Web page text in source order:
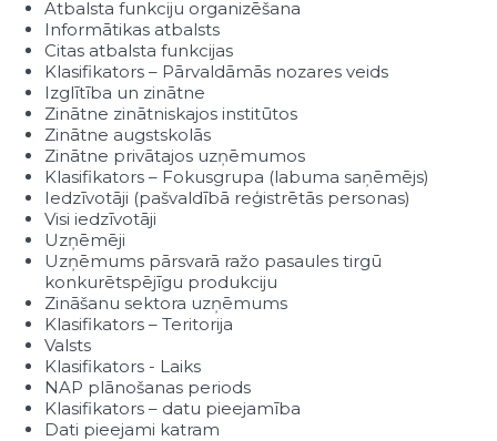
Atbalsta funkciju organizēšana
Informātikas atbalsts
Citas atbalsta funkcijas
Klasifikators – Pārvaldāmās nozares veids
Izglītība un zinātne
Zinātne zinātniskajos institūtos
Zinātne augstskolās
Zinātne privātajos uzņēmumos
Klasifikators – Fokusgrupa (labuma saņēmējs)
Iedzīvotāji (pašvaldībā reģistrētās personas)
Visi iedzīvotāji
Uzņēmēji
Uzņēmums pārsvarā ražo pasaules tirgū
konkurētspējīgu produkciju
Zināšanu sektora uzņēmums
Klasifikators – Teritorija
Valsts
Klasifikators - Laiks
NAP plānošanas periods
Klasifikators – datu pieejamība
Dati pieejami katram